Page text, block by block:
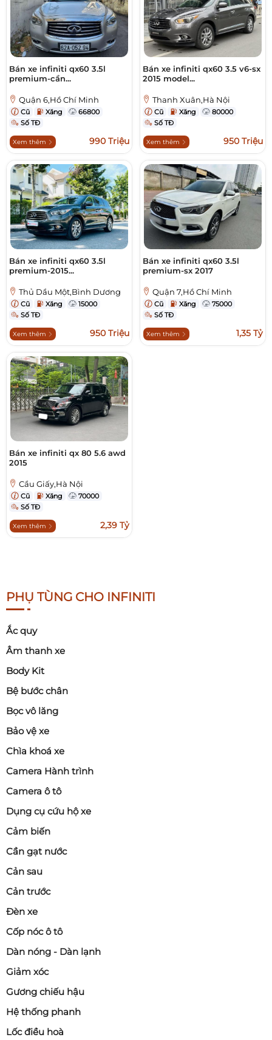
Bán xe infiniti qx60 3.5l
premium-cần...
Quận 6,Hồ Chí Minh
Cũ Xăng
66800
Số TĐ
Xem thêm 990 Triệu
Bán xe infiniti qx60 3.5 v6-sx
2015 model...
Thanh Xuân,Hà Nội
Cũ Xăng
80000
Số TĐ
Xem thêm 950 Triệu
Bán xe infiniti qx60 3.5l
premium-2015...
Thủ Dầu Một,Bình Dương
Cũ Xăng
15000
Số TĐ
Xem thêm 950 Triệu
Bán xe infiniti qx60 3.5l
premium-sx 2017
Quận 7,Hồ Chí Minh
Cũ Xăng
75000
Số TĐ
Xem thêm 1,35 Tỷ
Bán xe infiniti qx 80 5.6 awd
2015
Cầu Giấy,Hà Nội
Cũ Xăng
70000
Số TĐ
Xem thêm 2,39 Tỷ
PHỤ TÙNG CHO INFINITI
Ắc quy
Âm thanh xe
Body Kit
Bệ bước chân
Bọc vô lăng
Bảo vệ xe
Chìa khoá xe
Camera Hành trình
Camera ô tô
Dụng cụ cứu hộ xe
Cảm biến
Cần gạt nước
Cản sau
Cản trước
Đèn xe
Cốp nóc ô tô
Dàn nóng - Dàn lạnh
Giảm xóc
Gương chiếu hậu
Hệ thống phanh
Lốc điều hoà